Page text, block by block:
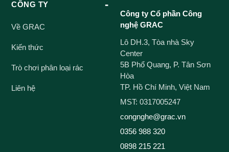
CÔNG TY
Về GRAC
Kiến thức
Trò chơi phân loại rác
Liên hệ
Công ty Cổ phần Công
nghệ GRAC
Lô DH.3, Tòa nhà Sky
Center
5B Phổ Quang, P. Tân Sơn
Hòa
TP. Hồ Chí Minh, Việt Nam
MST: 0317005247
congnghe@grac.vn
0356 988 320
0898 215 221